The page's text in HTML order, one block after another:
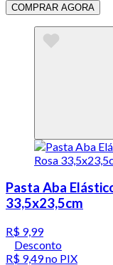
COMPRAR AGORA
Pasta Aba
33,5x23,5cm
R$ 9,99
Desconto
R$ 9,49no PIX